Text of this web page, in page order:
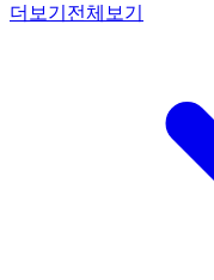
더보기 전체보기